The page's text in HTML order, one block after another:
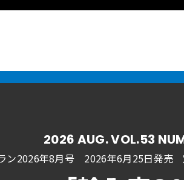
2026 AUG. VOL.53
ン2026年8月号 2026年6月25日発売